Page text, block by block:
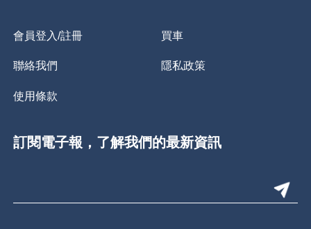
會員登入/註冊 買車
聯絡我們 隱私政策
使用條款
訂閱電子報，了解我們的最新資訊